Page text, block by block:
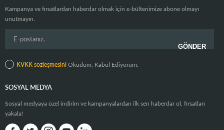
Kampanya ve fırsatlardan haberdar olmak için e-bültenimize abone olmayı
unutmayın.
KVKK sözleşmesini Okudum, Kabul Ediyorum.
SOSYAL MEDYA
Sosyal medyaya özel indirim ve kampanyalardan ilk sen haberdar ol, fırsatları
yakala!